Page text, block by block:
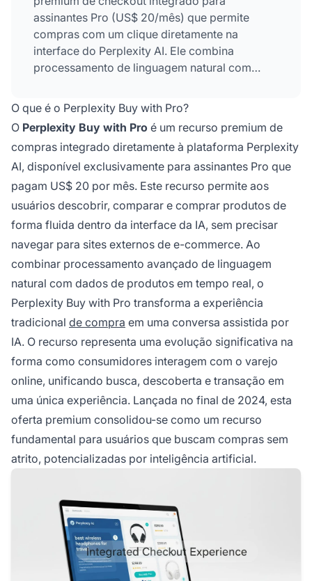
assinantes Pro (US$ 20/mês) que permite
compras com um clique diretamente na
interface do Perplexity AI. Ele combina
processamento de linguagem natural com
oferecer recomendações de compras
personalizadas e transações sem atrito em
mais de 5.000 lojistas. O recurso utiliza
memória contextual para lembrar buscas e
preferências anteriores, proporcionando
sugestões de produtos cada vez mais
adequadas. O PayPal atua como processador
de pagamentos, garantindo transações
seguras e preservando o relacionamento com
os lojistas.
O que é o Perplexity Buy with Pro?
O Perplexity Buy with Pro é um recurso premium de
compras integrado diretamente à plataforma Perplexity
AI, disponível exclusivamente para assinantes Pro que
pagam US$ 20 por mês. Este recurso permite aos
usuários descobrir, comparar e comprar produtos de
forma fluida dentro da interface da IA, sem precisar
navegar para sites externos de e-commerce. Ao
combinar processamento avançado de linguagem
natural com dados de produtos em tempo real, o
Perplexity Buy with Pro transforma a experiência
tradicional de compra em uma conversa assistida por
IA. O recurso representa uma evolução significativa na
forma como consumidores interagem com o varejo
online, unificando busca, descoberta e transação em
uma única experiência. Lançada no final de 2024, esta
oferta premium consolidou-se como um recurso
fundamental para usuários que buscam compras sem
atrito, potencializadas por inteligência artificial.